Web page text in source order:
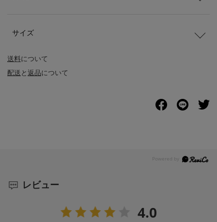
送料について
配送と返品について
サイズ
レビュー
4.0